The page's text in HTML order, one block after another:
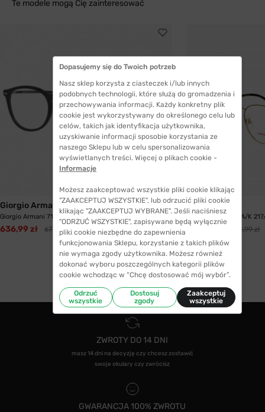
Te modele mogą Cię zainteresować
Giorgio Armani
Giorgio Armani 7125 5042 50
636,99 zł 672,99 zł
Carrera
Oprawki Carrera CA/K
297,99 zł 908,99 zł
ZWROTY DO 14 DNI
masz 14 dni na decyzję czy chcesz zostawić
swoje okulary czy zwrócisz
GWARANCJA 100% ZWROTU
Dopasujemy się do Twoich potrzeb
Nasz sklep korzysta z ciasteczek i/lub innych
podobnych technologii, które służą do gromadzenia i
przechowywania informacji. Każdy konkretny plik
cookie jest wykorzystywany do określonego celu lub
celów, takich jak identyfikacja użytkownika,
uzyskiwanie informacji sposobie korzystania ze
naszego Sklepu lub w celu spersonalizowania
wyświetlanych treści. Więcej o plikach cookie -
Informacje
Możesz zaakceptować wszystkie pliki cookie klikając
"ZAAKCEPTUJ WSZYSTKIE", lub odrzucić pliki cookie
klikając "ZAAKCEPTUJ WYBRANE". Jeśli naciśniesz
"ODRZUĆ WSZYSTKIE", zapisywane będą wyłącznie
pliki cookie niezbędne do zapewnienia
funkcjonowania Sklepu, korzystanie z takich plików
nie wymaga zgody użytkownika. Możesz również
dokonać wyboru poszczególnych kategorii plików
cookie wchodząc w “Chcę dostosować mój wybór”.
Odrzuć
wszystkie
Dostosuj
zgody
Zaakceptuj
wszystkie